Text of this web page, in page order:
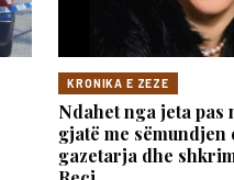
KRONIKA E ZEZE
Ndahet nga jeta pas
gjatë me sëmundjen
gazetarja dhe